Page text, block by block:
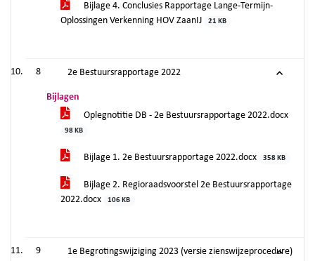
Bijlage 4. Conclusies Rapportage Lange-Termijn-
Oplossingen Verkenning HOV ZaanIJ
21 KB
8 2e Bestuursrapportage 2022
Bijlagen
Oplegnotitie DB - 2e Bestuursrapportage 2022.docx
98 KB
Bijlage 1. 2e Bestuursrapportage 2022.docx 358 KB
Bijlage 2. Regioraadsvoorstel 2e Bestuursrapportage
2022.docx
106 KB
9 1e Begrotingswijziging 2023 (versie zienswijzeprocedure)